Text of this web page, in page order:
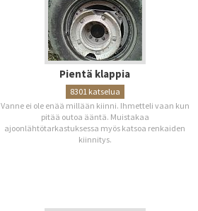
Pientä klappia
8301 katselua
Vanne ei ole enää millään kiinni. Ihmetteli vaan kun
pitää outoa ääntä. Muistakaa
ajoonlähtötarkastuksessa myös katsoa renkaiden
kiinnitys.